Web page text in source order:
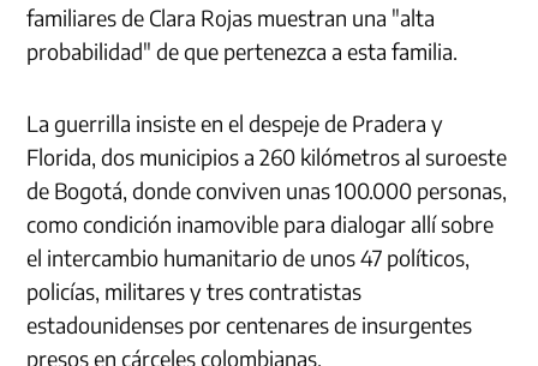
familiares de Clara Rojas muestran una "alta
probabilidad" de que pertenezca a esta familia.
La guerrilla insiste en el despeje de Pradera y
Florida, dos municipios a 260 kilómetros al suroeste
de Bogotá, donde conviven unas 100.000 personas,
como condición inamovible para dialogar allí sobre
el intercambio humanitario de unos 47 políticos,
policías, militares y tres contratistas
estadounidenses por centenares de insurgentes
presos en cárceles colombianas.